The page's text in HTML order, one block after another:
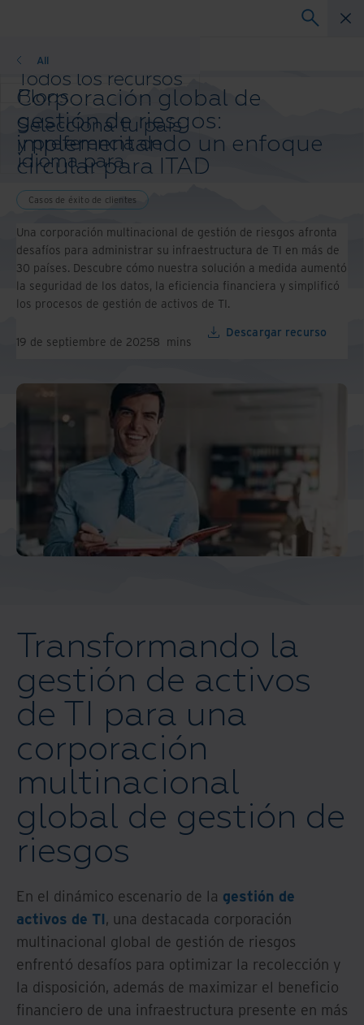
Todos los recursos
Blogs
Casos de éxito
Guías de solución
Webinars
Papel blanco
All
Selecciona tu país
y preferencia de
idioma para
mejorar tu
experiencia de
navegación.
País e idioma
preferidos:
Asia-Pacific and India
Europe and Southern Africa
Latin America
Turkey
Casos de éxito de clientes
Corporación global de
gestión de riesgos:
implementando un enfoque
circular para ITAD
Casos de éxito de clientes
Una corporación multinacional de gestión de riesgos afronta
desafíos para administrar su infraestructura de TI en más de
30 países. Descubre cómo nuestra solución a medida aumentó
la seguridad de los datos, la eficiencia financiera y simplificó
los procesos de gestión de activos de TI.
19 de septiembre de 20258 mins
Descargar recurso
Transformando la
gestión de activos
de TI para una
corporación
multinacional
global de gestión de
riesgos
En el dinámico escenario de la gestión de
activos de TI, una destacada corporación
multinacional global de gestión de riesgos
enfrentó desafíos para optimizar la recolección y
la disposición, además de maximizar el beneficio
financiero de una infraestructura presente en más